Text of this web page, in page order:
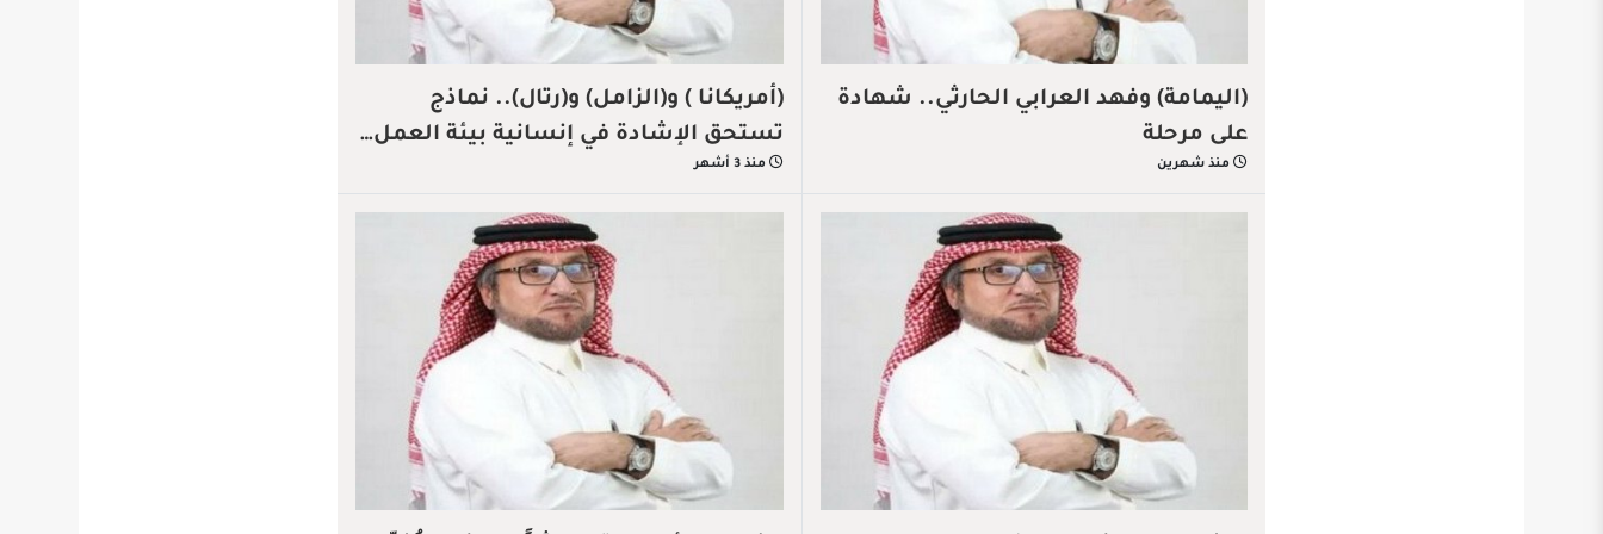
(اليمامة) وفهد العرابي الحارثي.. شهادة
على مرحلة
منذ شهرين
(أمريكانا ) و(الزامل) و(رتال).. نماذج
تستحق الإشادة في إنسانية بيئة العمل…
منذ 3 أشهر